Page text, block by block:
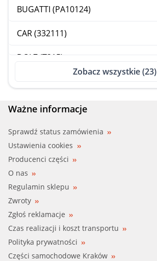
BUGATTI (PA10124)
CAR (332111)
DOLZ (T215)
FIRST LINE (FWP2040)
GK (987654)
HBELPARTS (J1512115)
HEPU (P7654)
JAPANPAR (PQ-203)
LEXUS, TOYOT (16100-29085)
Zobacz wszystkie (23)
Ważne informacje
Sprawdź status zamówienia
Ustawienia cookies
Producenci części
O nas
Regulamin sklepu
Zwroty
Zgłoś reklamacje
Czas realizacji i koszt transportu
Polityka prywatności
Części samochodowe Kraków